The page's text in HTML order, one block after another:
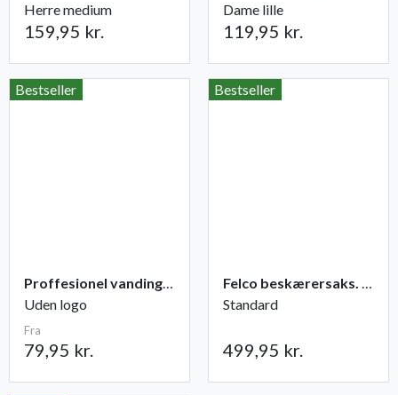
Herre medium
159,95 kr.
Dame lille
119,95 kr.
Bestseller
Proffesionel vandingspose 100 liter
Uden logo
Fra
79,95 kr.
Bestseller
Felco beskærersaks. nr. 2
Standard
499,95 kr.